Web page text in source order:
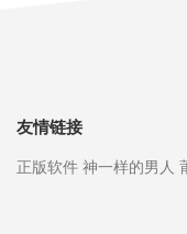
友情链接
正版软件 神一样的男人